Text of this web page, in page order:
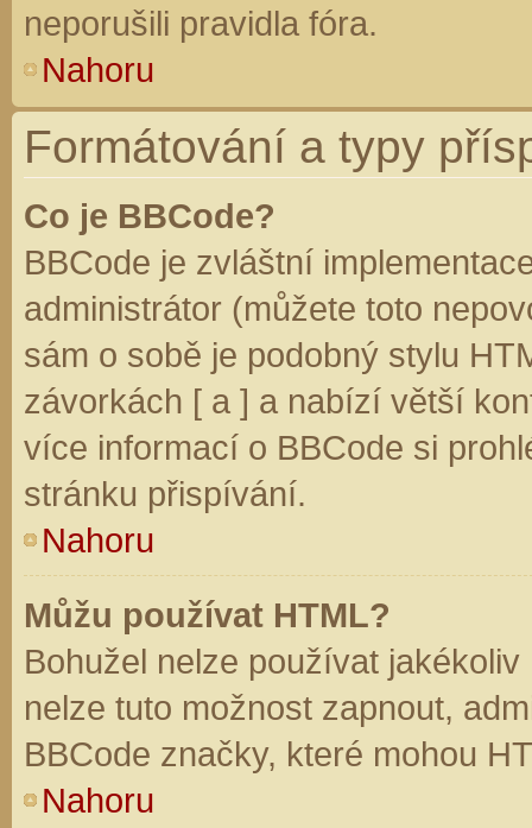
neporušili pravidla fóra.
Nahoru
Formátování a typy
Co je BBCode?
BBCode je zvláštní
administrátor (můžete toto
sám o sobě je podobný stylu
závorkách [ a ] a nabízí větší
více informací o BBCode si
stránku přispívání.
Nahoru
Můžu používat HTML?
Bohužel nelze používat
nelze tuto možnost zapnout,
BBCode značky, které mohou
Nahoru